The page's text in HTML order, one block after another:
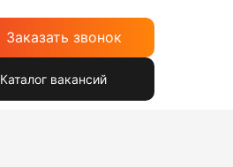
Заказать звонок
Каталог вакансий